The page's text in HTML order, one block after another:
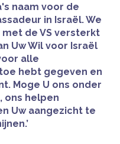
naam voor de
in Israël. We
de VS versterkt
Uw Wil voor Israël
alle
hebt gegeven en
Moge U ons onder
ons helpen
Uw aangezicht te